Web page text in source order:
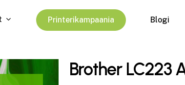
Printerikampaania Blogi
Brother LC223